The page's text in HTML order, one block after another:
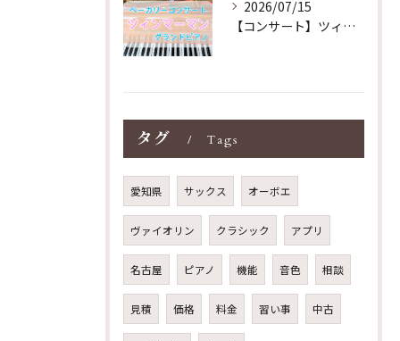
2026/07/15
【コンサート】ツィンマーマンのグランドピアノ♪木目猫足グラン...
タグ Tags
愛知県 サックス オーボエ
ヴァイオリン クラシック アプリ
名古屋 ピアノ 機能 音色 相談
見積 価格 料金 習い事 中古